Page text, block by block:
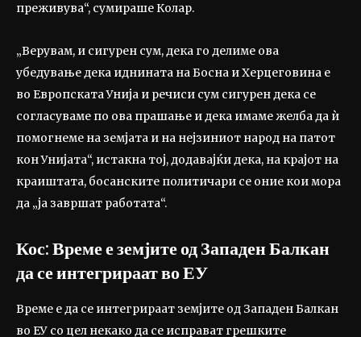
преживува“, сумираше Колар.
„Верувам, и сигурен сум, дека го делиме ова
убедување дека иднината на Босна и Херцеговина е
во Европската Унија и речиси сум сигурен дека се
согласуваме по ова прашање и дека имаме желба да ѝ
помогнеме на земјата и на нејзиниот народ на патот
кон Унијата“, истакна тој, додавајќи дека, на крајот на
краиштата, босанските политичари се оние кои мора
да „ја завршат работата“.
Кос: Време е земјите од Западен Балкан
да се интегрираат во ЕУ
Време е да се интегрираат земјите од Западен Балкан
во ЕУ со цел некако да се исправат грешките